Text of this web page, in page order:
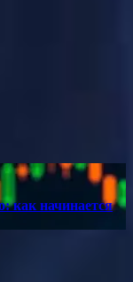
как начинается